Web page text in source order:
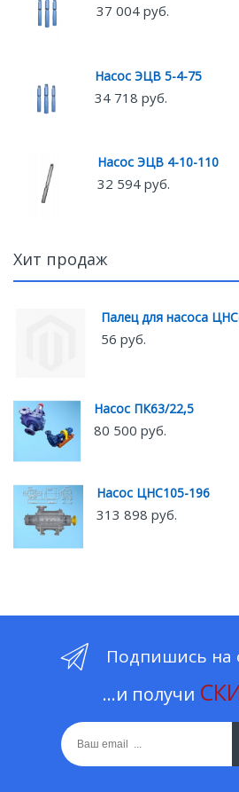
37 004 руб.
Насос ЭЦВ 5-4-75
34 718 руб.
Насос ЭЦВ 4-10-110
32 594 руб.
Хит продаж
Палец для насоса
56 руб.
Насос ПК63/22,5
80 500 руб.
Насос ЦНС105-196
313 898 руб.
Подпишись на
...и получи